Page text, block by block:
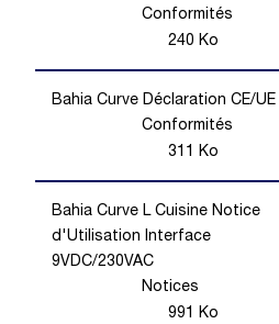
Conformités
240 Ko
Bahia Curve Déclaration CE/UE
Conformités
311 Ko
Bahia Curve L Cuisine Notice
d'Utilisation Interface
9VDC/230VAC
Notices
991 Ko